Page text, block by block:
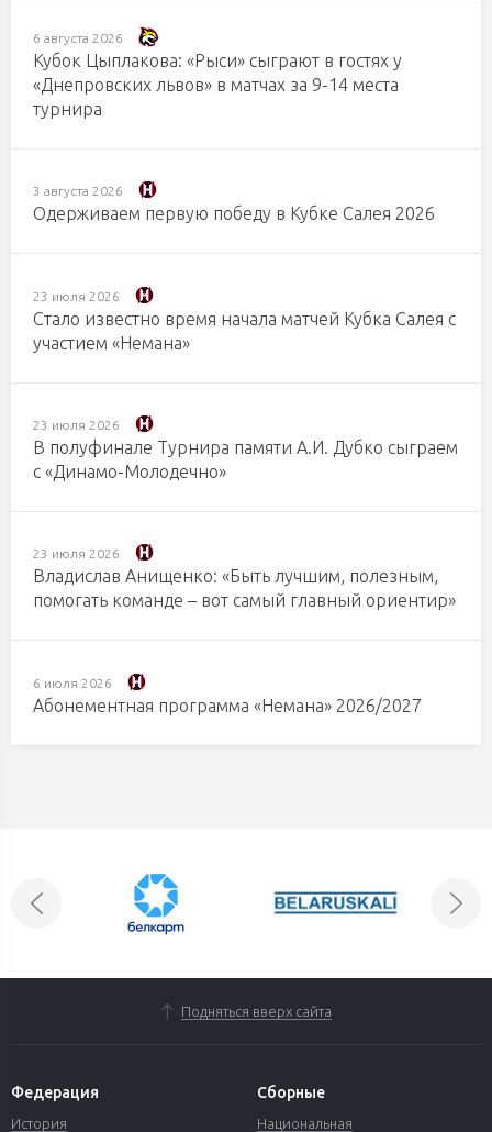
6 августа 2026
Кубок Цыплакова: «Рыси» сыграют в гостях у
«Днепровских львов» в матчах за 9-14 места
турнира
3 августа 2026
Одерживаем первую победу в Кубке Салея 2026
23 июля 2026
Стало известно время начала матчей Кубка Салея с
участием «Немана»
23 июля 2026
В полуфинале Турнира памяти А.И. Дубко сыграем
с «Динамо-Молодечно»
23 июля 2026
Владислав Анищенко: «Быть лучшим, полезным,
помогать команде – вот самый главный ориентир»
6 июля 2026
Абонементная программа «Немана» 2026/2027
Подняться вверх сайта
Федерация
История
Сборные
Национальная